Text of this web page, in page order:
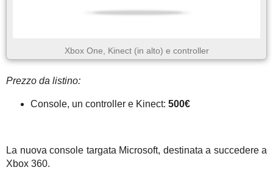
Xbox One, Kinect (in alto) e controller
Prezzo da listino:
Console, un controller e Kinect: 500€
La nuova console targata Microsoft, destinata a succedere a
Xbox 360.